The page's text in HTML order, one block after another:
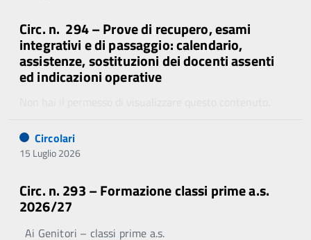
Circ. n. 294 – Prove di recupero, esami
integrativi e di passaggio: calendario,
assistenze, sostituzioni dei docenti assenti
ed indicazioni operative
Circolari
15 Luglio 2026
Circ. n. 293 – Formazione classi prime a.s.
2026/27
Ai Genitori – classi prime a.s.